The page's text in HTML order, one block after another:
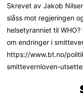
Skrevet av Jakob
slåss mot regjeringen
helsetyranniet til
om endringer i
https://www.bt.no/
smittevernloven-